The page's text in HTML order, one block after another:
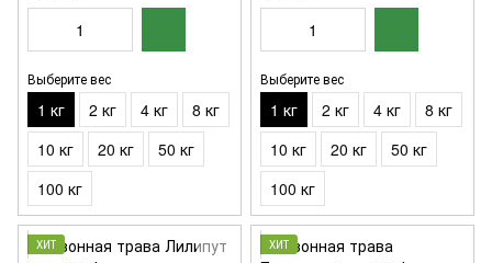
Выберите вес
1 кг 2 кг 4 кг
8 кг
10 кг
20 кг
50 кг
100 кг
Выберите вес
1 кг 2 кг 4 кг
8 кг
10 кг
20 кг
50 кг
100 кг
ХИТ ХИТ